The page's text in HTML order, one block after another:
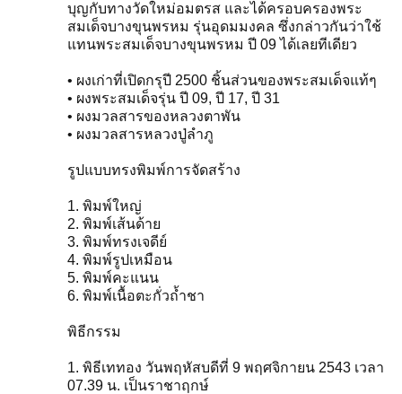
บุญกับทางวัดใหม่อมตรส และได้ครอบครองพระ
สมเด็จบางขุนพรหม รุ่นอุดมมงคล ซึ่งกล่าวกันว่าใช้
แทนพระสมเด็จบางขุนพรหม ปี 09 ได้เลยทีเดียว
• ผงเก่าที่เปิดกรุปี 2500 ชิ้นส่วนของพระสมเด็จแท้ๆ
• ผงพระสมเด็จรุ่น ปี 09, ปี 17, ปี 31
• ผงมวลสารของหลวงตาพัน
• ผงมวลสารหลวงปู่ลำภู
รูปแบบทรงพิมพ์การจัดสร้าง
1. พิมพ์ใหญ่
2. พิมพ์เส้นด้าย
3. พิมพ์ทรงเจดีย์
4. พิมพ์รูปเหมือน
5. พิมพ์คะแนน
6. พิมพ์เนื้อตะกั่วถ้ำชา
พิธีกรรม
1. พิธีเททอง วันพฤหัสบดีที่ 9 พฤศจิกายน 2543 เวลา
07.39 น. เป็นราชาฤกษ์